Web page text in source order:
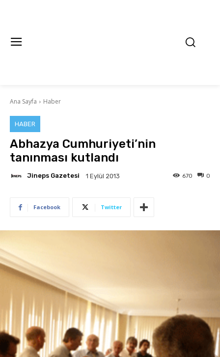
Ana Sayfa Haber
HABER
Abhazya Cumhuriyeti’nin
tanınması kutlandı
Jineps Gazetesi 1 Eylül 2013 0
670
Facebook Twitter